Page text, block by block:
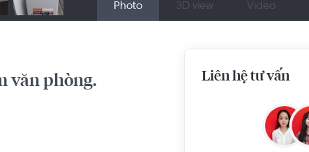
Photo 3D view Video
văn phòng. Liên hệ tư vấn